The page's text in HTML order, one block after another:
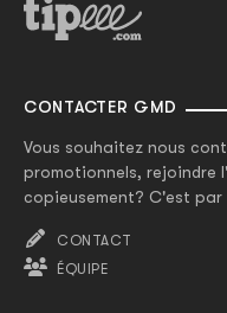
CONTACTER GMD
Vous souhaitez nous
promotionnels, rejoindre
copieusement? C'est par
CONTACT
ÉQUIPE